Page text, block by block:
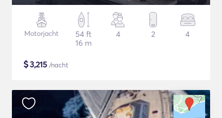
Motorjacht
54 ft
16 m
4 2 4
$3,215 /nacht